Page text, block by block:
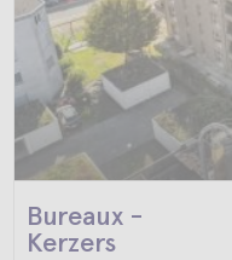
Bureaux -
Kerzers